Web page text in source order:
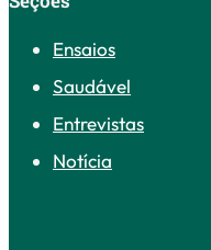
Ensaios
Saudável
Entrevistas
Notícia